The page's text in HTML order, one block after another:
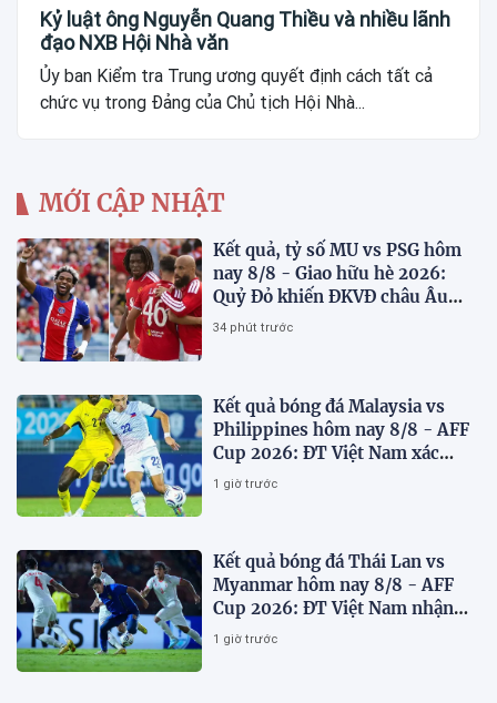
Kỷ luật ông Nguyễn Quang Thiều và nhiều lãnh
đạo NXB Hội Nhà văn
Ủy ban Kiểm tra Trung ương quyết định cách tất cả
chức vụ trong Đảng của Chủ tịch Hội Nhà...
MỚI CẬP NHẬT
Kết quả, tỷ số MU vs PSG hôm
nay 8/8 - Giao hữu hè 2026:
Quỷ Đỏ khiến ĐKVĐ châu Âu
toát mồ hôi
34 phút trước
Kết quả bóng đá Malaysia vs
Philippines hôm nay 8/8 - AFF
Cup 2026: ĐT Việt Nam xác
định đối thủ
1 giờ trước
Kết quả bóng đá Thái Lan vs
Myanmar hôm nay 8/8 - AFF
Cup 2026: ĐT Việt Nam nhận
'chiến thư'
1 giờ trước